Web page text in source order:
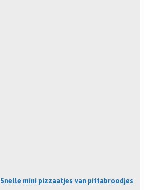
Snelle mini pizzaatjes van pittabroodjes